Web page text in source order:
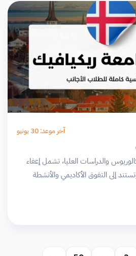
آخر موعد: 30 يونيو
والدراسات العليا، تشمل إعفاء
إلى التفوق الأكاديمي والأنشطة